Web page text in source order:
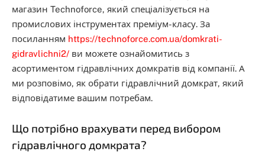
магазин Technoforce, який спеціалізується на
промислових інструментах преміум-класу. За
посиланням https://technoforce.com.ua/domkrati-
gidravlichni2/ ви можете ознайомитись з
асортиментом гідравлічних домкратів від компанії. А
ми розповімо, як обрати гідравлічний домкрат, який
відповідатиме вашим потребам.
Що потрібно врахувати перед вибором
гідравлічного домкрата?